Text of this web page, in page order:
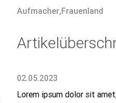
Aufmacher,Frauenland
02.05.2023
Lorem ipsum dolor sit